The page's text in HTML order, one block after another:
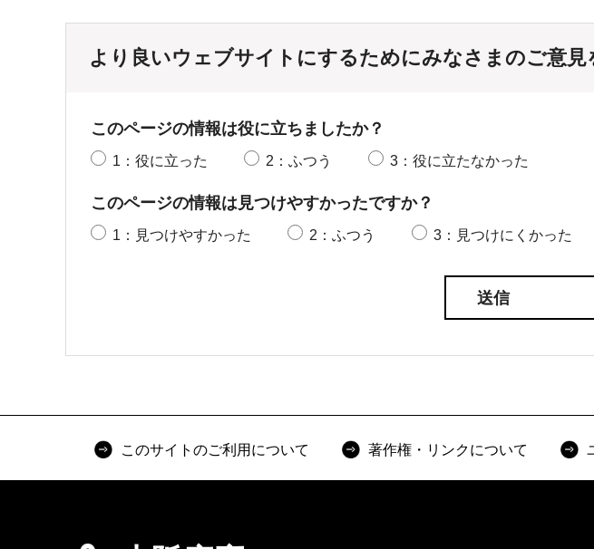
より良いウェブサイトにするためにみなさまのご意
このページの情報は役に立ちましたか？
1：役に立った 2：ふつう 3：役に立たなかった
このページの情報は見つけやすかったですか？
1：見つけやすかった 2：ふつう 3：見つけにくかった
このサイトのご利用について 著作権・リンクについて